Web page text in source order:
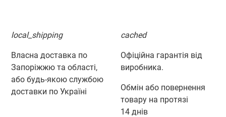
local_shipping
Власна доставка по
Запоріжжю та області,
або будь-якою службою
доставки по Україні
cached
Офіційна гарантія від
виробника.
Обмін або повернення
товару на протязі
14 днів